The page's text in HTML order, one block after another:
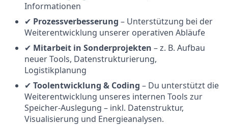
Informationen
✔ Prozessverbesserung – Unterstützung bei der
Weiterentwicklung unserer operativen Abläufe
✔ Mitarbeit in Sonderprojekten – z. B. Aufbau
neuer Tools, Datenstrukturierung,
Logistikplanung
✔ Toolentwicklung & Coding – Du unterstützt die
Weiterentwicklung unseres internen Tools zur
Speicher-Auslegung – inkl. Datenstruktur,
Visualisierung und Energieanalysen.